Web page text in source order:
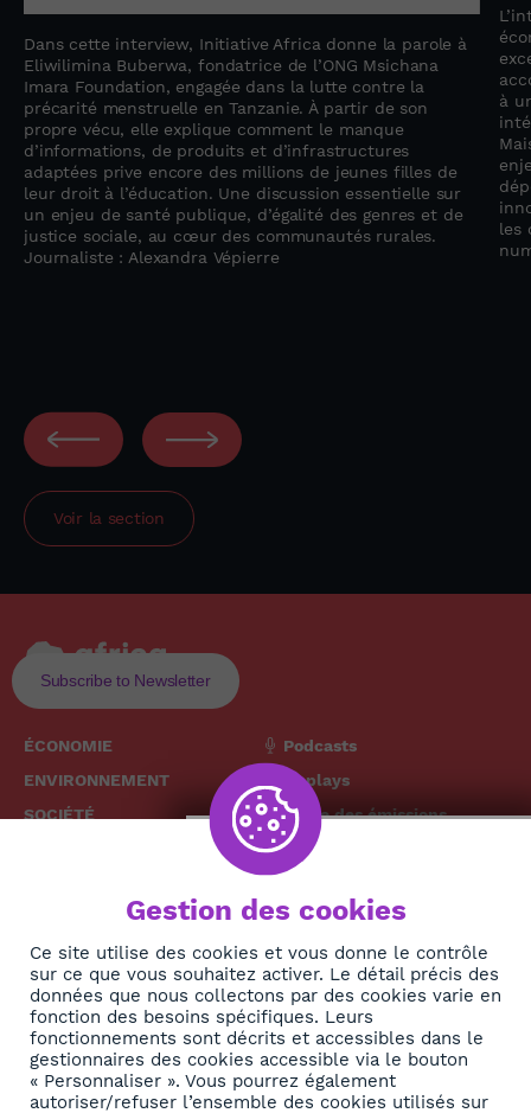
Dans cette interview, Initiative Africa donne la parole à
Eliwilimina Buberwa, fondatrice de l’ONG Msichana
Imara Foundation, engagée dans la lutte contre la
précarité menstruelle en Tanzanie. À partir de son
propre vécu, elle explique comment le manque
d’informations, de produits et d’infrastructures
adaptées prive encore des millions de jeunes filles de
leur droit à l’éducation. Une discussion essentielle sur
un enjeu de santé publique, d’égalité des genres et de
justice sociale, au cœur des communautés rurales.
Journaliste : Alexandra Vépierre
à
les
Voir la section
Subscribe to Newsletter
ÉCONOMIE
ENVIRONNEMENT
SOCIÉTÉ
DIASPORA
REJOIGNEZ-NOUS
Podcasts
Replays
Grille des émissions
The African
News Hub
NEWSLETTER
S'abonner
Gestion des cookies
Ce site utilise des cookies et vous donne le contrôle
sur ce que vous souhaitez activer. Le détail précis des
données que nous collectons par des cookies varie en
fonction des besoins spécifiques. Leurs
fonctionnements sont décrits et accessibles dans le
gestionnaires des cookies accessible via le bouton
« Personnaliser ». Vous pourrez également
autoriser/refuser l’ensemble des cookies utilisés sur